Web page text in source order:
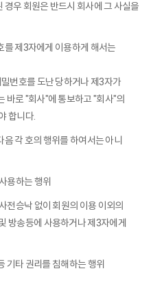
우 회원은 반드시 회사에 그 사실을
를 제3자에게 이용하게 해서는
번호를 도난 당하거나 제3자가
바로 "회사"에 통보하고 "회사"의
합니다.
각 호의 행위를 하여서는 아니
용하는 행위
승낙 없이 회원의 이용 이외의
방송등에 사용하거나 제3자에게
기타 권리를 침해하는 행위